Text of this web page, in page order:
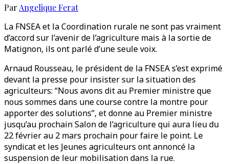
Par Angelique Ferat
La FNSEA et la Coordination rurale ne sont pas vraiment
d’accord sur l’avenir de l’agriculture mais à la sortie de
Matignon, ils ont parlé d’une seule voix.
Arnaud Rousseau, le président de la FNSEA s’est exprimé
devant la presse pour insister sur la situation des
agriculteurs: “Nous avons dit au Premier ministre que
nous sommes dans une course contre la montre pour
apporter des solutions”, et donne au Premier ministre
jusqu’au prochain Salon de l’agriculture qui aura lieu du
22 février au 2 mars prochain pour faire le point. Le
syndicat et les Jeunes agriculteurs ont annoncé la
suspension de leur mobilisation dans la rue.